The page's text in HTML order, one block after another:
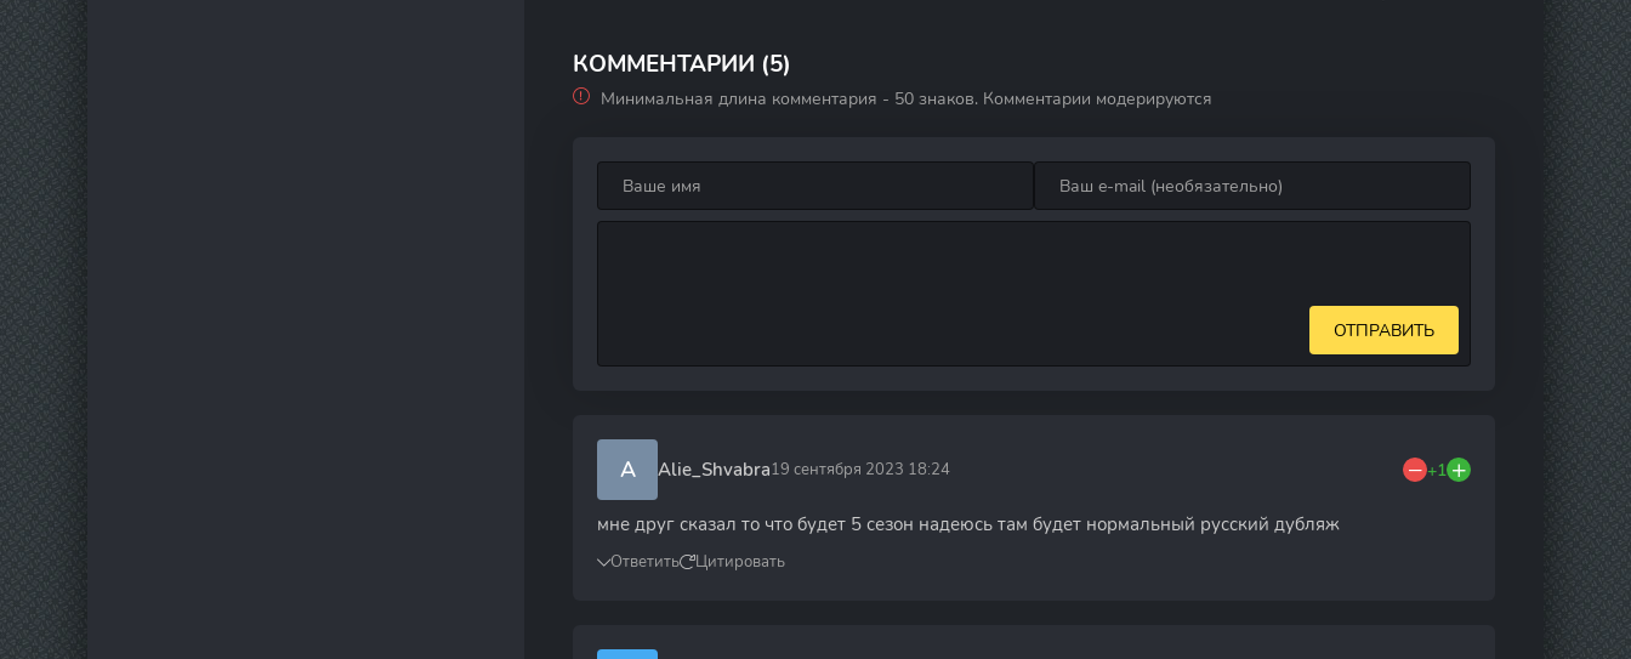
КОММЕНТАРИИ (5)
Минимальная длина комментария - 50 знаков. Комментарии модерируются
ОТПРАВИТЬ
A Alie_Shvabra19 сентября 2023 18:24 +1
мне друг сказал то что будет 5 сезон надеюсь там будет нормальный русский дубляж
Ответить Цитировать